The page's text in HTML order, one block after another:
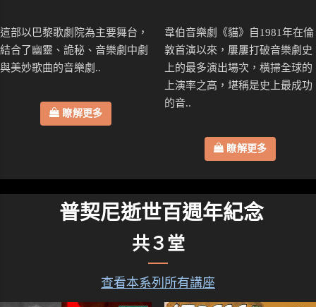
這部以巴黎歌劇院為主要舞台，
結合了幽靈、詭秘、音樂劇中劇
與美妙歌曲的音樂劇..
瞭解更多
韋伯音樂劇《貓》自1981年在倫
敦首演以來，屢屢打破音樂劇史
上的最多演出場次，橫掃全球的
上演率之高，堪稱是史上最成功
的音..
瞭解更多
普契尼逝世百週年紀念
共３堂
查看本系列所有講座